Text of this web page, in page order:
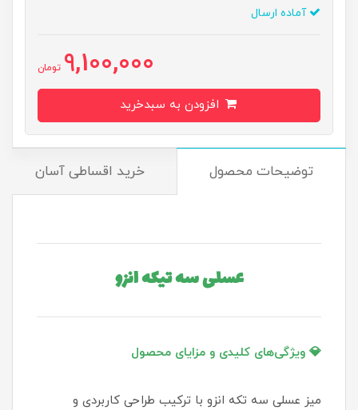
آماده ارسال
9,100,000 تومان
توضیحات محصول خرید اقساطی آسان
عسلی سه تیکه انزو
💎 ویژگی‌های کلیدی و مزایای محصول
میز عسلی سه تکه انزو با ترکیب طراحی کاربردی و